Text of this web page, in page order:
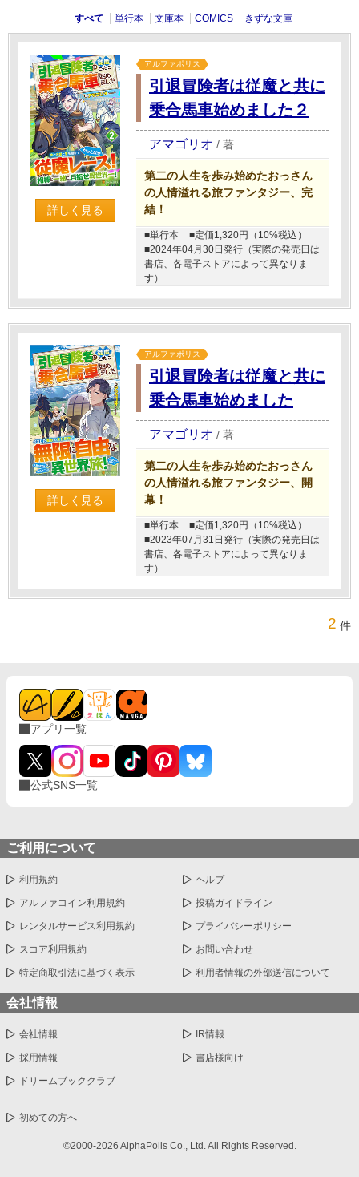
すべて 単行本 文庫本 COMICS きずな文庫
詳しく見る
アルファポリス
引退冒険者は従魔と共に
乗合馬車始めました２
アマゴリオ / 著
第二の人生を歩み始めたおっさん
の人情溢れる旅ファンタジー、完
結！
■単行本
■定価1,320円（10%税込）
■2024年04月30日発行（実際の発売日は
書店、各電子ストアによって異なりま
す）
詳しく見る
アルファポリス
引退冒険者は従魔と共に
乗合馬車始めました
アマゴリオ / 著
第二の人生を歩み始めたおっさん
の人情溢れる旅ファンタジー、開
幕！
■単行本
■定価1,320円（10%税込）
■2023年07月31日発行（実際の発売日は
書店、各電子ストアによって異なりま
す）
2 件
アプリ一覧
公式SNS一覧
ご利用について
利用規約 ヘルプ
アルファコイン利用規約 投稿ガイドライン
レンタルサービス利用規約 プライバシーポリシー
スコア利用規約 お問い合わせ
特定商取引法に基づく表示 利用者情報の外部送信について
会社情報
会社情報 IR情報
採用情報 書店様向け
ドリームブッククラブ
初めての方へ
©2000-2026 AlphaPolis Co., Ltd. All Rights Reserved.